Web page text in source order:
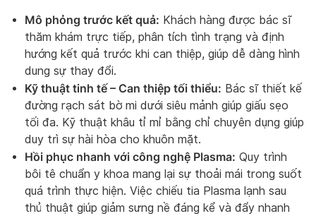
Mô phỏng trước kết quả: Khách hàng được bác sĩ
thăm khám trực tiếp, phân tích tình trạng và định
hướng kết quả trước khi can thiệp, giúp dễ dàng hình
dung sự thay đổi.
Kỹ thuật tinh tế – Can thiệp tối thiểu: Bác sĩ thiết kế
đường rạch sát bờ mi dưới siêu mảnh giúp giấu sẹo
tối đa. Kỹ thuật khâu tỉ mỉ bằng chỉ chuyên dụng giúp
duy trì sự hài hòa cho khuôn mặt.
Hồi phục nhanh với công nghệ Plasma: Quy trình
bôi tê chuẩn y khoa mang lại sự thoải mái trong suốt
quá trình thực hiện. Việc chiếu tia Plasma lạnh sau
thủ thuật giúp giảm sưng nề đáng kể và đẩy nhanh